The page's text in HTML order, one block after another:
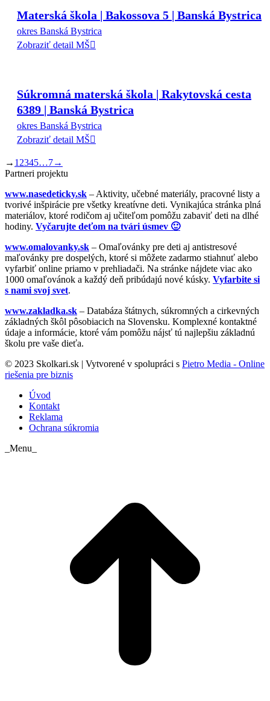
Materská škola | Bakossova 5 | Banská Bystrica
okres Banská Bystrica
Zobraziť detail MŠ
Súkromná materská škola | Rakytovská cesta
6389 | Banská Bystrica
okres Banská Bystrica
Zobraziť detail MŠ
→ 1 2345…7→
Partneri projektu
www.nasedeticky.sk – Aktivity, učebné materiály, pracovné listy a
tvorivé inšpirácie pre všetky kreatívne deti. Vynikajúca stránka plná
materiálov, ktoré rodičom aj učiteľom pomôžu zabaviť deti na dlhé
hodiny. Vyčarujte deťom na tvári úsmev 🙂
www.omalovanky.sk – Omaľovánky pre deti aj antistresové
maľovánky pre dospelých, ktoré si môžete zadarmo stiahnuť alebo
vyfarbiť online priamo v prehliadači. Na stránke nájdete viac ako
1000 omaľovánok a každý deň pribúdajú nové kúsky. Vyfarbite si
s nami svoj svet.
www.zakladka.sk – Databáza štátnych, súkromných a cirkevných
základných škôl pôsobiacich na Slovensku. Komplexné kontaktné
údaje a informácie, ktoré vám pomôžu nájsť tú najlepšiu základnú
školu pre vaše dieťa.
© 2023 Skolkari.sk | Vytvorené v spolupráci s Pietro Media - Online
riešenia pre biznis
Úvod
Kontakt
Reklama
Ochrana súkromia
_Menu_